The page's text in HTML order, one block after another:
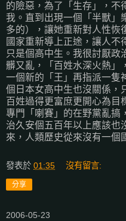
的險惡，為了「生存」，不
我。直到出現一個「半獸」
多的），讓她重新對人性恢
國家重新導上正途，讓人不
只是個高中生。我很討厭政
髒又亂，「百姓水深火熱」
一個新的「王」再指派一隻
個日本女高中生也沒關係，
百姓過得更富庶更開心為目
專門「喇賽」的在野黨亂搞
治久安個五百年以上應該也
來，人類歷史從來沒有一個
發表於 01:35 沒有留言:
分享
2006-05-23